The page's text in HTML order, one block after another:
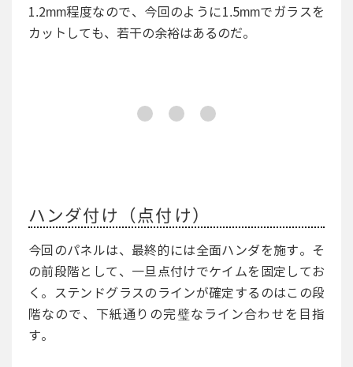
1.2mm程度なので、今回のように1.5mmでガラスを
カットしても、若干の余裕はあるのだ。
ハンダ付け（点付け）
今回のパネルは、最終的には全面ハンダを施す。そ
の前段階として、一旦点付けでケイムを固定してお
く。ステンドグラスのラインが確定するのはこの段
階なので、下紙通りの完璧なライン合わせを目指
す。